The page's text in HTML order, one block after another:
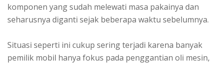
komponen yang sudah melewati masa pakainya dan
seharusnya diganti sejak beberapa waktu sebelumnya.
Situasi seperti ini cukup sering terjadi karena banyak
pemilik mobil hanya fokus pada penggantian oli mesin,